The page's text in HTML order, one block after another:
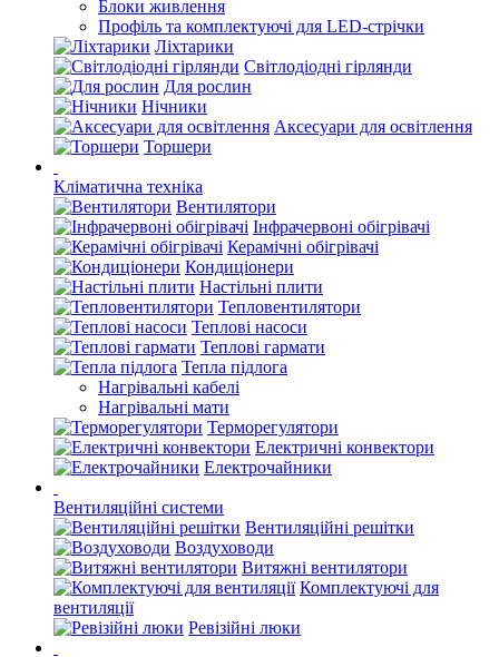
Блоки живлення
Профіль та комплектуючі для LED-стрічки
Ліхтарики
Світлодіодні гірлянди
Для рослин
Нічники
Аксесуари для освітлення
Торшери
Кліматична техніка
Вентилятори
Інфрачервоні обігрівачі
Керамічні обігрівачі
Кондиціонери
Настільні плити
Тепловентилятори
Теплові насоси
Теплові гармати
Тепла підлога
Нагрівальні кабелі
Нагрівальні мати
Терморегулятори
Електричні конвектори
Електрочайники
Вентиляційні системи
Вентиляційні решітки
Воздуховоди
Витяжні вентилятори
Комплектуючі для
вентиляції
Ревізійні люки